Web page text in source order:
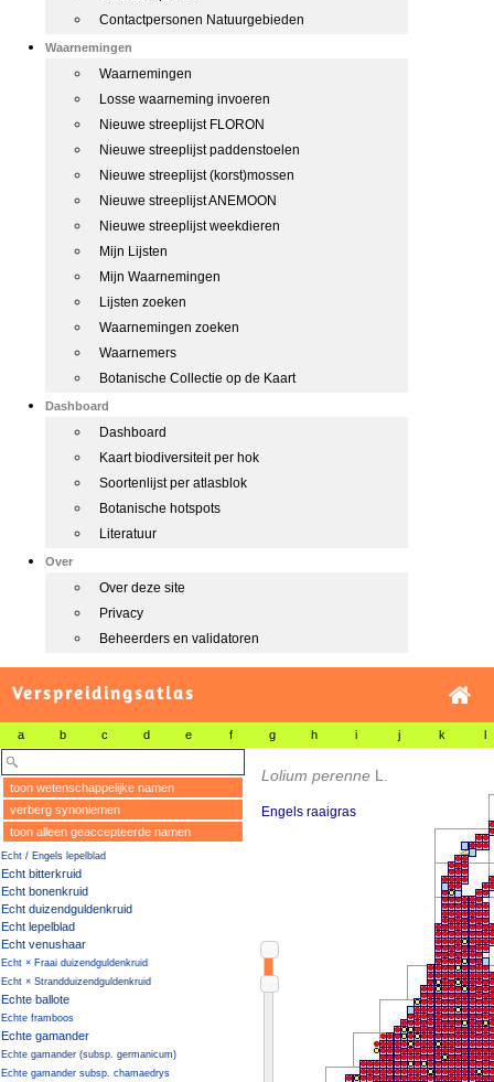
Contactpersonen Natuurgebieden
Waarnemingen
Waarnemingen
Losse waarneming invoeren
Nieuwe streeplijst FLORON
Nieuwe streeplijst paddenstoelen
Nieuwe streeplijst (korst)mossen
Nieuwe streeplijst ANEMOON
Nieuwe streeplijst weekdieren
Mijn Lijsten
Mijn Waarnemingen
Lijsten zoeken
Waarnemingen zoeken
Waarnemers
Botanische Collectie op de Kaart
Dashboard
Dashboard
Kaart biodiversiteit per hok
Soortenlijst per atlasblok
Botanische hotspots
Literatuur
Over
Over deze site
Privacy
Beheerders en validatoren
Verspreidingsatlas
a b c d e f g h i j k l
toon wetenschappelijke namen
verberg synoniemen
toon alleen geaccepteerde namen
Echt / Engels lepelblad
Echt bitterkruid
Echt bonenkruid
Echt duizendguldenkruid
Echt lepelblad
Echt venushaar
Echt × Fraai duizendguldenkruid
Echt × Strandduizendguldenkruid
Echte ballote
Echte framboos
Echte gamander
Echte gamander (subsp. germanicum)
Echte gamander subsp. chamaedrys
Lolium perenne L.
Engels raaigras